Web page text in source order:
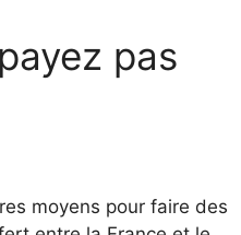
pas
moyens pour faire des